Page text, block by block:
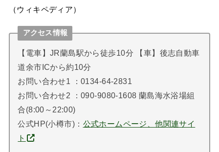
（ウィキペディア）
アクセス情報
【電車】JR蘭島駅から徒歩10分 【車】後志自動車
道余市ICから約10分
お問い合わせ1 ：0134-64-2831
お問い合わせ2 ：090-9080-1608 蘭島海水浴場組
合(8:00～22:00)
公式HP(小樽市)： 公式ホームページ、他関連サイ
ト